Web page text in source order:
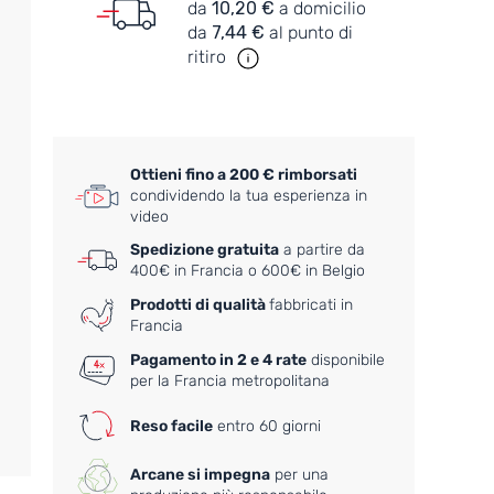
da10,20 € a domicilio
da 7,44 € al punto di
ritiro
Ottieni fino a 200 € rimborsati
condividendo la tua esperienza in
video
Spedizione gratuita a partire da
400€ in Francia o 600€ in Belgio
Prodotti di qualitàfabbricati in
Francia
Pagamento in 2 e 4 rate disponibile
per la Francia metropolitana
Reso facile entro 60 giorni
Arcane si impegna per una